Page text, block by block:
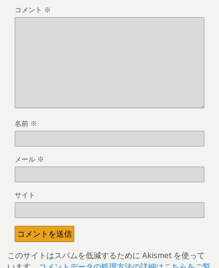
コメント ※
名前 ※
メール ※
サイト
このサイトはスパムを低減するために Akismet を使って